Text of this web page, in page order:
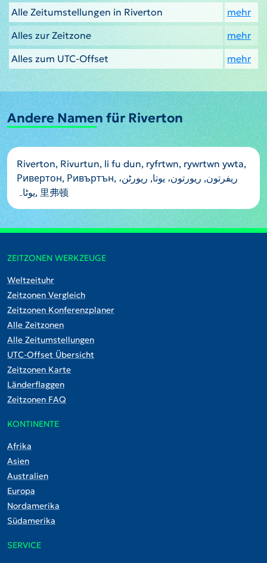
Alle Zeitumstellungen in Riverton
mehr
Alles zur Zeitzone
mehr
Alles zum UTC-Offset
mehr
Andere Namen für Riverton
Riverton, Rivurtun, li fu dun, ryfrtwn, rywrtwn ywta,
Ривертон, Ривъртън, ريفرتون, ریورتون، یوتا, ریورٹن،
یوٹاہ, 里弗顿
ZEITZONEN WERKZEUGE
Weltzeituhr
Zeitzonen Vergleich
Zeitzonen Konferenzplaner
Alle Zeitzonen
Alle Zeitumstellungen
UTC-Offset Übersicht
Zeitzonen Karte
Länderflaggen
Zeitzonen FAQ
KONTINENTE
Afrika
Asien
Australien
Europa
Nordamerika
Südamerika
SERVICE